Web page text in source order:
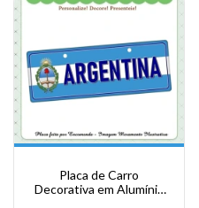
Placa de Carro
Decorativa em Alumínio